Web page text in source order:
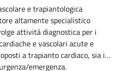
e trapiantologica
altamente specialistico
attività diagnostica per i
e vascolari acute e
a trapianto cardiaco, sia in
emergenza.